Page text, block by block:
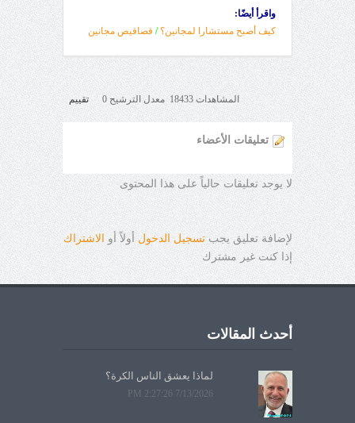
واقرأ أيضًا:
كيف أصبح مستشارا لمجانين؟ / قصاقيص مجانين
المشاهدات 18433 معدل الترشيح 0 تقييم
تعليقات الأعضاء
لا يوجد تعليقات حالياً على هذا المحتوى
لإضافة تعليق يجب تسجيل الدخول أولاً أو
الاشتراك
إذا كنت غير مشترك
أحدث المقالات
لماذا يعشق الناس الكرة؟
7/13/2026 2:27:26 PM